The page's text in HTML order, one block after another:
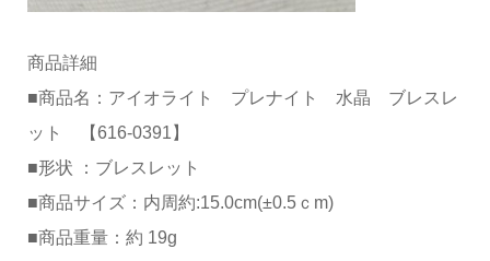
商品詳細
■商品名：アイオライト プレナイト 水晶 ブレスレ
ット 【616-0391】
■形状 ：ブレスレット
■商品サイズ：内周約:15.0cm(±0.5ｃm)
■商品重量：約 19g